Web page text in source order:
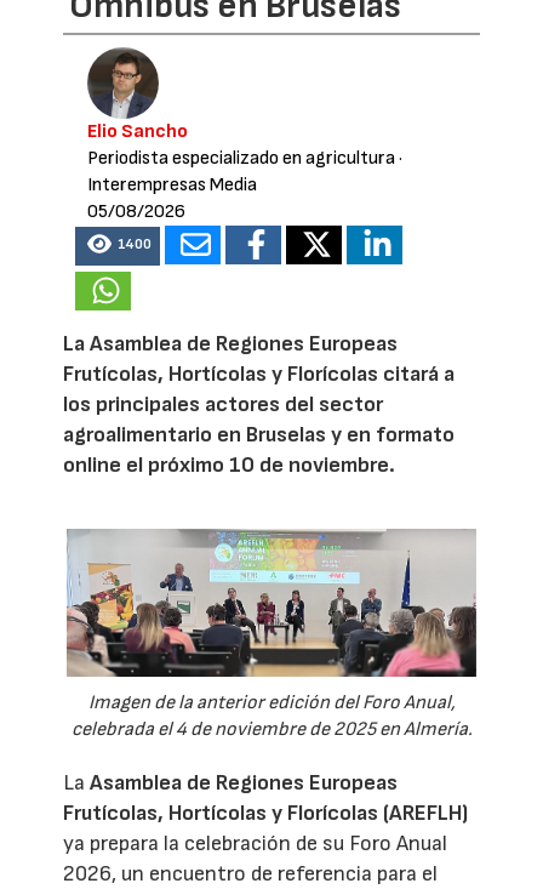
Elio Sancho
Periodista especializado en agricultura·
Interempresas Media
05/08/2026
1400
La Asamblea de Regiones Europeas
Frutícolas, Hortícolas y Florícolas citará a
los principales actores del sector
agroalimentario en Bruselas y en formato
online el próximo 10 de noviembre.
Imagen de la anterior edición del Foro Anual,
celebrada el 4 de noviembre de 2025 en Almería.
LaAsamblea de Regiones Europeas
Frutícolas, Hortícolas y Florícolas (AREFLH)
ya prepara la celebración de su Foro Anual
2026, un encuentro de referencia para el